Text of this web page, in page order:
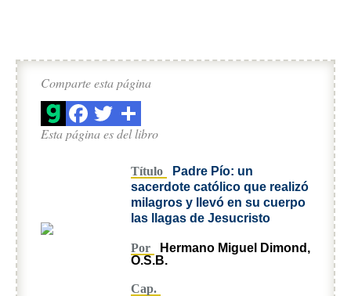
Comparte esta página
Esta página es del libro
Título
Padre Pío: un
sacerdote católico que realizó
milagros y llevó en su cuerpo
las llagas de Jesucristo
Por
Hermano Miguel Dimond,
O.S.B.
Cap.